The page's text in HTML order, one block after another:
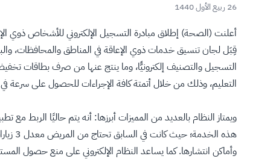
26 ربيع الأول 1440
أعلنت (الصحة) إطلاق مبادرة التسجيل الإلكتروني للأشخاص ذوي
التسجيل والتصنيف إلكترونيًّا، وما ينتج عنها من صرف بطاقات
التعليم، وذلك من خلال أتمتة كافة الإجراءات للحصول على سرعة في
هذه
وأماكن انتشارها. كما يساعد النظام الإلكتروني على منع حصول